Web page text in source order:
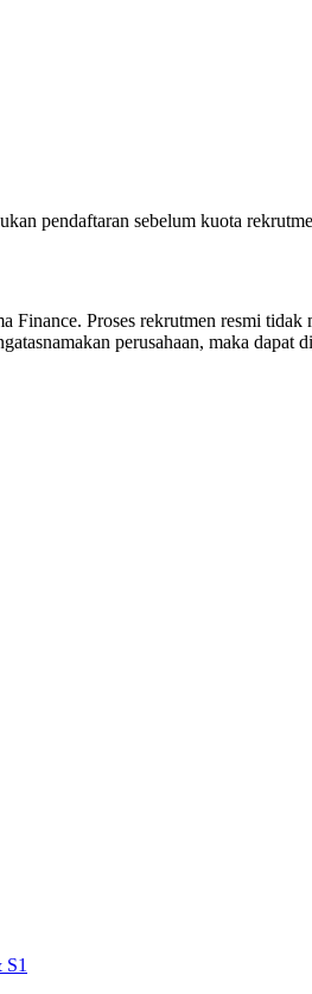
pendaftaran sebelum kuota
Finance. Proses rekrutmen resmi
perusahaan, maka dapat